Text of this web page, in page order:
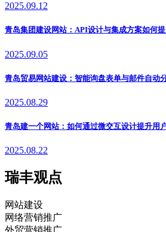
2025.09.12
青岛集团建设网站：API设计与集成方案如何
2025.09.05
青岛贸易网站建设：智能询盘表单与邮件自动
2025.08.29
青岛建一个网站：如何通过微交互设计提升用
2025.08.22
瑞丰观点
网站建设
网络营销推广
外贸营销推广